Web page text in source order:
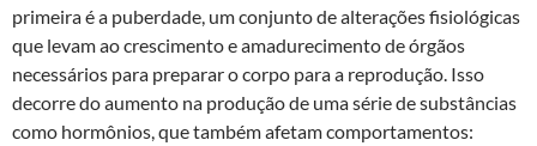
primeira é a puberdade, um conjunto de alterações fisiológicas
que levam ao crescimento e amadurecimento de órgãos
necessários para preparar o corpo para a reprodução. Isso
decorre do aumento na produção de uma série de substâncias
como hormônios, que também afetam comportamentos: